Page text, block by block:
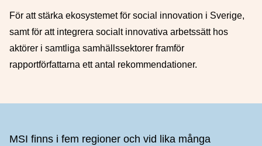
För att stärka ekosystemet för social innovation i Sverige,
samt för att integrera socialt innovativa arbetssätt hos
aktörer i samtliga samhällssektorer framför
rapportförfattarna ett antal rekommendationer.
MSI finns i fem regioner och vid lika många